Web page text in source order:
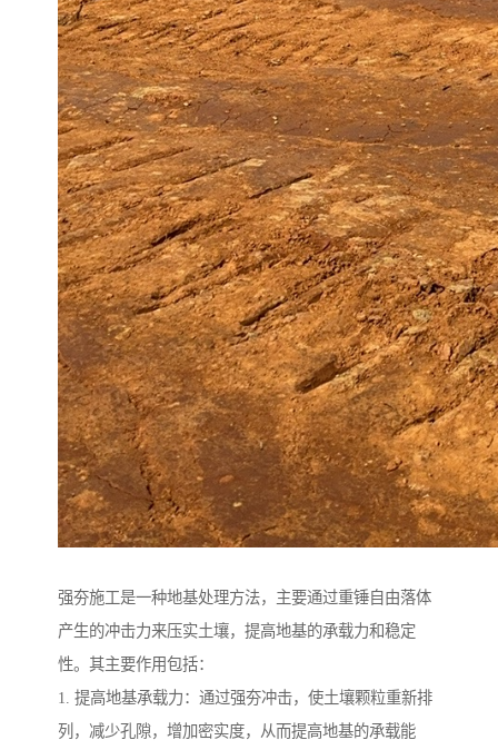
强夯施工是一种地基处理方法，主要通过重锤自由落体
产生的冲击力来压实土壤，提高地基的承载力和稳定
性。其主要作用包括：
1. 提高地基承载力：通过强夯冲击，使土壤颗粒重新排
列，减少孔隙，增加密实度，从而提高地基的承载能